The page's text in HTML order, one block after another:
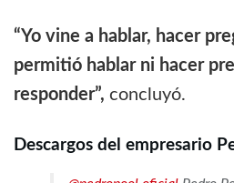
“Yo vine a hablar, hacer
permitió hablar ni hacer
responder”, concluyó.
Descargos del empresario